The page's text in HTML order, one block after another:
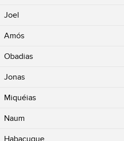
Joel
Amós
Obadias
Jonas
Miquéias
Naum
Habacuque